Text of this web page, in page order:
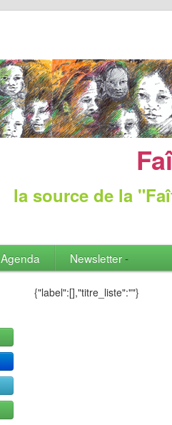
la source de la
Agenda Newsletter-
{"label":[],"titre_liste":""}